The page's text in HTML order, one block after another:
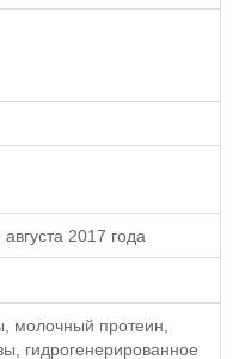
2017 года
молочный протеин,
гидрогенерированное